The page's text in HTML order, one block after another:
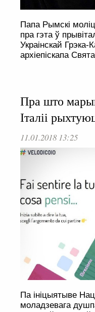
Папа Рымскі
пра гэта ў
Украінскай Грэка-
архіепіскапа
Пра што
Італіі
11.01.2018 13:25
Па ініцыятыве
моладзевага